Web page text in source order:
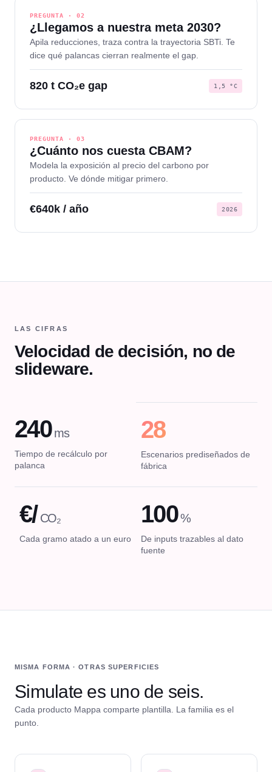
PREGUNTA · 02
¿Llegamos a nuestra meta 2030?
Apila reducciones, traza contra la trayectoria SBTi. Te
dice qué palancas cierran realmente el gap.
820 t CO₂e gap 1,5 °C
PREGUNTA · 03
¿Cuánto nos cuesta CBAM?
Modela la exposición al precio del carbono por
producto. Ve dónde mitigar primero.
€640k / año 2026
LAS CIFRAS
Velocidad de decisión, no de
slideware.
240 ms
Tiempo de recálculo por
palanca
28
Escenarios prediseñados de
fábrica
€/ CO₂
Cada gramo atado a un euro
100%
De inputs trazables al dato
fuente
MISMA FORMA · OTRAS SUPERFICIES
Simulate es uno de seis.
Cada producto Mappa comparte plantilla. La familia es el
punto.